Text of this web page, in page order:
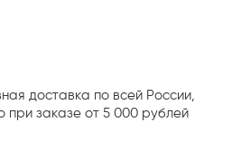
доставка по всей России,
при заказе от 5 000 рублей